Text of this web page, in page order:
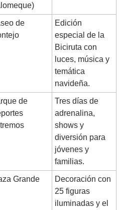
de
Edición
especial de la
Biciruta con
luces, música y
temática
navideña.
de
Tres días de
adrenalina,
shows y
diversión para
jóvenes y
familias.
Grande
Decoración con
25 figuras
iluminadas y el